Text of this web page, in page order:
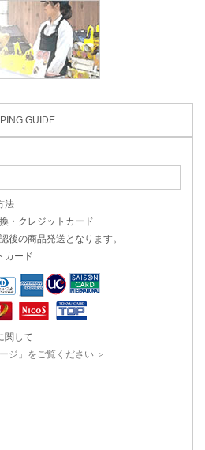
GUIDE
法
・クレジットカード
の商品発送となります。
カード
関して
ジ」をご覧ください ＞